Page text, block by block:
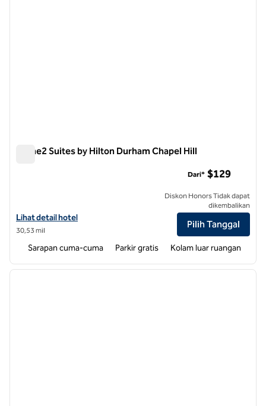
Home2 Suites by Hilton Durham Chapel Hill
Lihat detail hotel untuk Home2 Suites by Hilton Durham Chapel Hill
Lihat detail hotel
30,53 mil
Dari* $129
Diskon Honors Tidak dapat
dikembalikan
Pilih Tanggal
Sarapan cuma-cuma Parkir gratis Kolam luar ruangan
1 dari 11